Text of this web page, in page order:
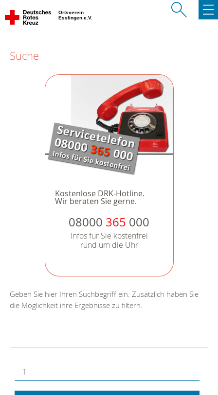
Ortsverein
Esslingen e.V.
Suche
Kostenlose DRK-Hotline.
Wir beraten Sie gerne.
08000 365 000
Infos für Sie kostenfrei
rund um die Uhr
Geben Sie hier Ihren Suchbegriff ein. Zusätzlich haben Sie
die Möglichkeit ihre Ergebnisse zu filtern.